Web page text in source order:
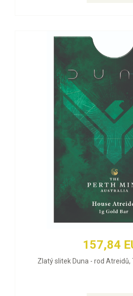
157,84
Zlatý slitek Duna - rod Atreidů,